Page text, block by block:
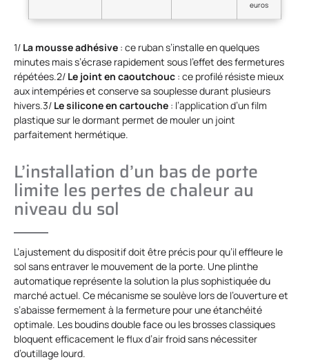
euros
1/ La mousse adhésive : ce ruban s’installe en quelques
minutes mais s’écrase rapidement sous l’effet des fermetures
répétées.2/ Le joint en caoutchouc : ce profilé résiste mieux
aux intempéries et conserve sa souplesse durant plusieurs
hivers.3/ Le silicone en cartouche : l’application d’un film
plastique sur le dormant permet de mouler un joint
parfaitement hermétique.
L’installation d’un bas de porte
limite les pertes de chaleur au
niveau du sol
L’ajustement du dispositif doit être précis pour qu’il effleure le
sol sans entraver le mouvement de la porte. Une plinthe
automatique représente la solution la plus sophistiquée du
marché actuel. Ce mécanisme se soulève lors de l’ouverture et
s’abaisse fermement à la fermeture pour une étanchéité
optimale. Les boudins double face ou les brosses classiques
bloquent efficacement le flux d’air froid sans nécessiter
d’outillage lourd.